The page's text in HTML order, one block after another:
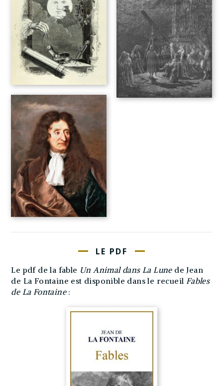
LE PDF
Le pdf de la fable Un Animal dans La Lunede Jean
de La Fontaine est disponible dans le recueil Fables
de La Fontaine: